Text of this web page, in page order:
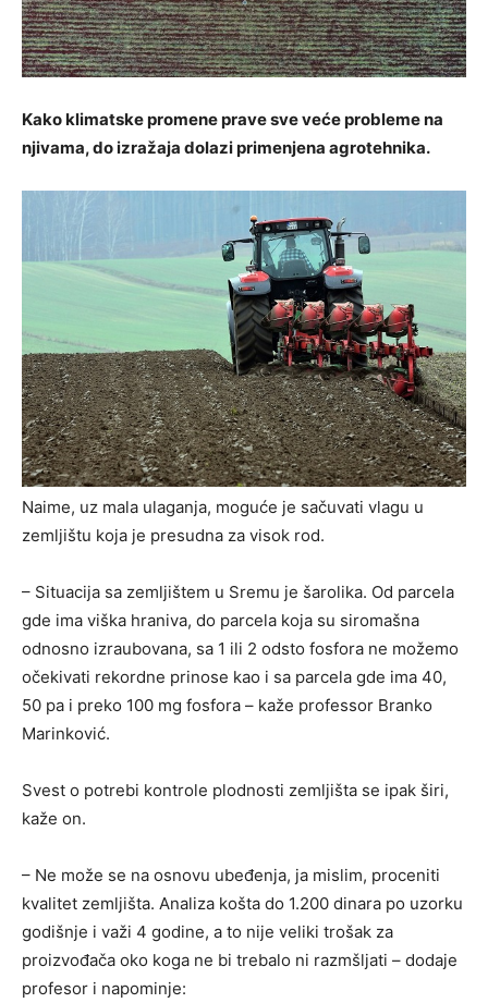
Kako klimatske promene prave sve veće probleme na
njivama, do izražaja dolazi primenjena agrotehnika.
Naime, uz mala ulaganja, moguće je sačuvati vlagu u
zemljištu koja je presudna za visok rod.
– Situacija sa zemljištem u Sremu je šarolika. Od parcela
gde ima viška hraniva, do parcela koja su siromašna
odnosno izraubovana, sa 1 ili 2 odsto fosfora ne možemo
očekivati rekordne prinose kao i sa parcela gde ima 40,
50 pa i preko 100 mg fosfora – kaže professor Branko
Marinković.
Svest o potrebi kontrole plodnosti zemljišta se ipak širi,
kaže on.
– Ne može se na osnovu ubeđenja, ja mislim, proceniti
kvalitet zemljišta. Analiza košta do 1.200 dinara po uzorku
godišnje i važi 4 godine, a to nije veliki trošak za
proizvođača oko koga ne bi trebalo ni razmšljati – dodaje
profesor i napominje: